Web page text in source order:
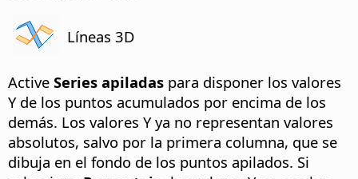
Líneas 3D
Active Series apiladas para disponer los valores
Y de los puntos acumulados por encima de los
demás. Los valores Y ya no representan valores
absolutos, salvo por la primera columna, que se
dibuja en el fondo de los puntos apilados. Si